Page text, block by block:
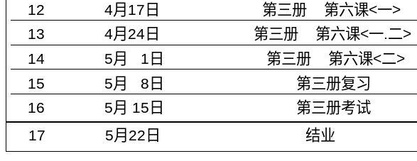
12 4月 17 日 第三册 第六课<一>
13 4月 24 日 第三册 第六课<一.二>
14 5月 1 日 第三册 第六课<二>
15 5月 8 日
第三册复习
16 5月 15 日
第三册考试
17 5月 22 日 结业